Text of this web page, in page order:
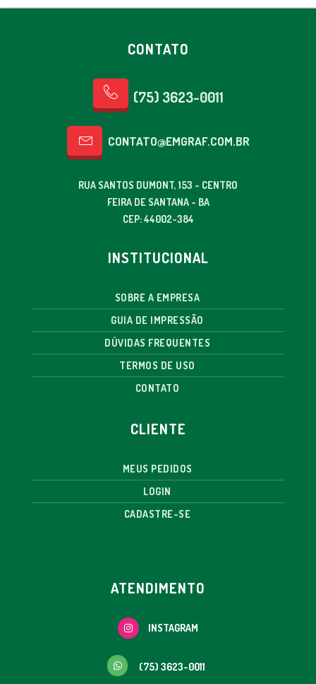
CONTATO
(75) 3623-0011
CONTATO@EMGRAF.COM.BR
RUA SANTOS DUMONT, 153 - CENTRO
FEIRA DE SANTANA - BA
CEP: 44002-384
INSTITUCIONAL
SOBRE A EMPRESA
GUIA DE IMPRESSÃO
DÚVIDAS FREQUENTES
TERMOS DE USO
CONTATO
CLIENTE
MEUS PEDIDOS
LOGIN
CADASTRE-SE
ATENDIMENTO
INSTAGRAM
(75) 3623-0011